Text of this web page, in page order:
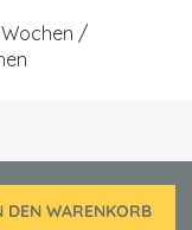
/
DEN WARENKORB